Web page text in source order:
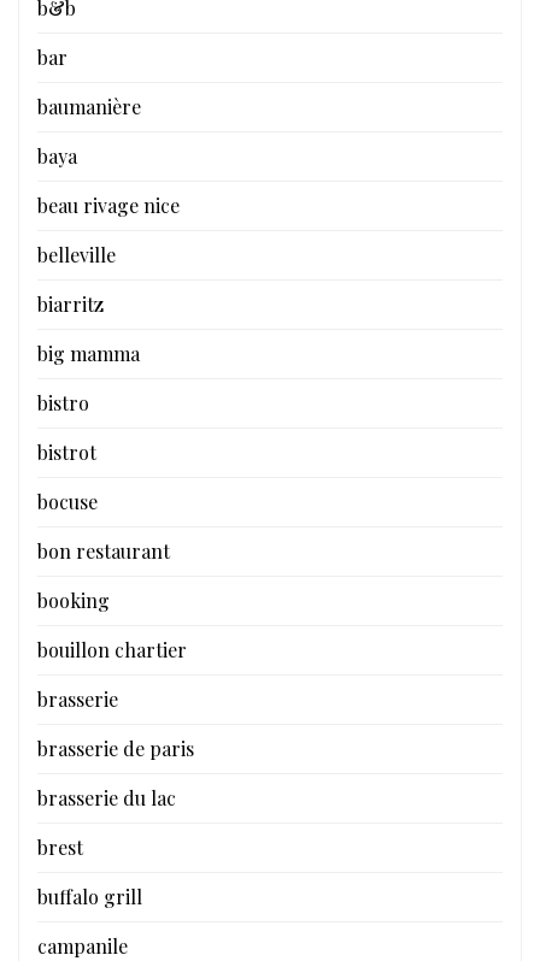
b&b
bar
baumanière
baya
beau rivage nice
belleville
biarritz
big mamma
bistro
bistrot
bocuse
bon restaurant
booking
bouillon chartier
brasserie
brasserie de paris
brasserie du lac
brest
buffalo grill
campanile